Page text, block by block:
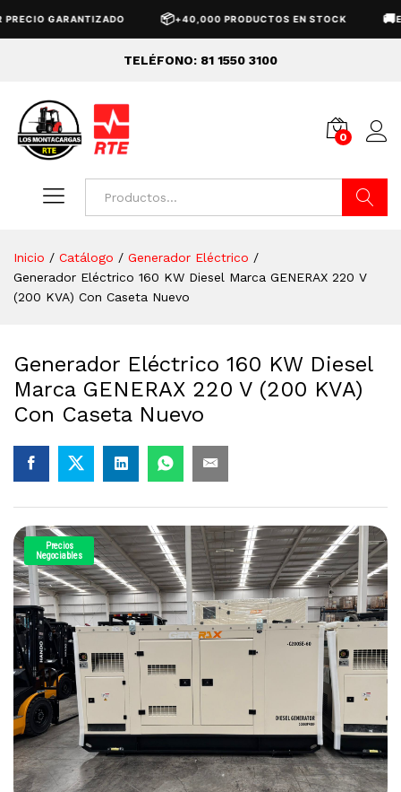
GARANTIZADO +40,000 PRODUCTOS EN STOCK
TELÉFONO: 81 1550 3100
0
Inicio / Catálogo / Generador Eléctrico /
Generador Eléctrico 160 KW Diesel Marca GENERAX 220 V
(200 KVA) Con Caseta Nuevo
Generador Eléctrico 160 KW Diesel
Marca GENERAX 220 V (200 KVA)
Con Caseta Nuevo
Precios
Negociables